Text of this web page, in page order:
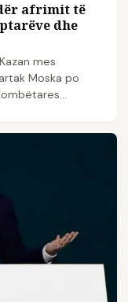
afrimit të
dhe
mes
Moska po